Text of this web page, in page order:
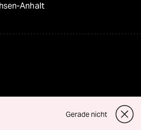
Anhalt
Gerade nicht